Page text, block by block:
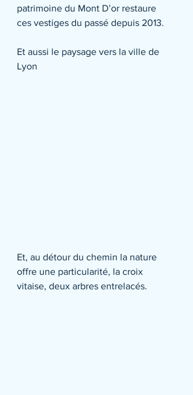
patrimoine du Mont D’or restaure
ces vestiges du passé depuis 2013.
Et aussi le paysage vers la ville de
Lyon
Et, au détour du chemin la nature
offre une particularité, la croix
vitaise, deux arbres entrelacés.